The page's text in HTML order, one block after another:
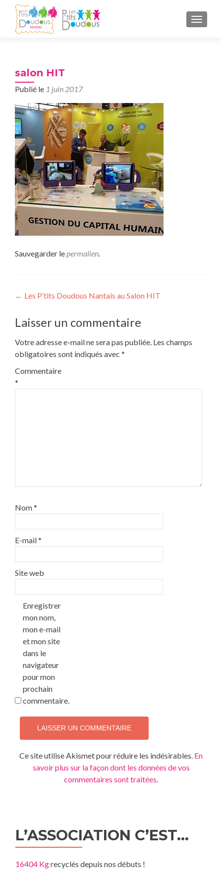
salon HIT
Publié le 1 juin 2017
Sauvegarder lepermalien.
Navigation
de
l’article
← Les P’tits Doudous Nantais au Salon HIT
Laisser un commentaire
Votre adresse e-mail ne sera pas publiée. Les champs
obligatoires sont indiqués avec *
Commentaire
*
Nom*
E-mail*
Site web
Enregistrer
mon nom,
mon e-mail
et mon site
dans le
navigateur
pour mon
prochain
commentaire.
Ce site utilise Akismet pour réduire les indésirables. En
savoir plus sur la façon dont les données de vos
commentaires sont traitées.
L’ASSOCIATION C’EST…
16404 Kgrecyclés depuis nos débuts !